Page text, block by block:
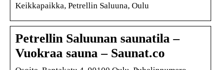
Keikkapaikka, Petrellin Saluuna, Oulu
Petrellin Saluunan saunatila –
Vuokraa sauna – Saunat.co